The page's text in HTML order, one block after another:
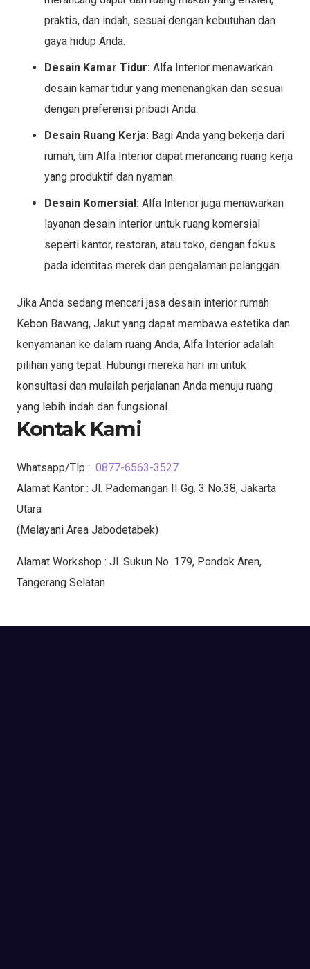
praktis, dan indah, sesuai dengan kebutuhan dan
gaya hidup Anda.
Desain Kamar Tidur: Alfa Interior menawarkan
desain kamar tidur yang menenangkan dan sesuai
dengan preferensi pribadi Anda.
Desain Ruang Kerja: Bagi Anda yang bekerja dari
rumah, tim Alfa Interior dapat merancang ruang kerja
yang produktif dan nyaman.
Desain Komersial: Alfa Interior juga menawarkan
layanan desain interior untuk ruang komersial
seperti kantor, restoran, atau toko, dengan fokus
pada identitas merek dan pengalaman pelanggan.
Jika Anda sedang mencari jasa desain interior rumah
Kebon Bawang, Jakut yang dapat membawa estetika dan
kenyamanan ke dalam ruang Anda, Alfa Interior adalah
pilihan yang tepat. Hubungi mereka hari ini untuk
konsultasi dan mulailah perjalanan Anda menuju ruang
yang lebih indah dan fungsional.
Kontak Kami
Whatsapp/Tlp : 0877-6563-3527
Alamat Kantor : Jl. Pademangan II Gg. 3 No.38, Jakarta
Utara
(Melayani Area Jabodetabek)
Alamat Workshop : Jl. Sukun No. 179, Pondok Aren,
Tangerang Selatan